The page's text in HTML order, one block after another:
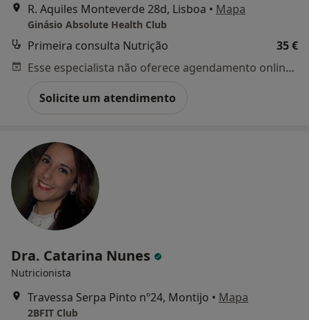
R. Aquiles Monteverde 28d, Lisboa • Mapa
Ginásio Absolute Health Club
Primeira consulta Nutrição
35 €
Esse especialista não oferece agendamento online para esse endereço.
Solicite um atendimento
Dra. Catarina Nunes
Nutricionista
Travessa Serpa Pinto nº24, Montijo • Mapa
2BFIT Club